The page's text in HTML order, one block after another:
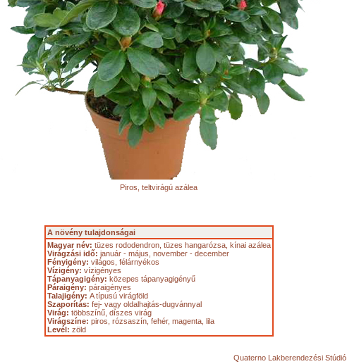
Piros, teltvirágú azálea
A növény tulajdonságai
Magyar név: tüzes rododendron, tüzes hangarózsa, kínai azálea
Virágzási idő: január - május, november - december
Fényigény: világos, félárnyékos
Vízigény: vízigényes
Tápanyagigény: közepes tápanyagigényű
Páraigény: páraigényes
Talajigény: A típusú virágföld
Szaporítás: fej- vagy oldalhajtás-dugvánnyal
Virág: többszínű, díszes virág
Virágszíne: piros, rózsaszín, fehér, magenta, lila
Levél: zöld
Quaterno Lakberendezési Stúdió